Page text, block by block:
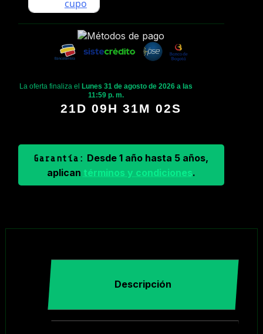
La oferta finaliza el
Lunes 31 de agosto de 2026 a las
11:59 p. m.
21D 09H 31M 01S
Garantía: Desde 1 año hasta 5 años,
aplican términos y condiciones.
Descripción